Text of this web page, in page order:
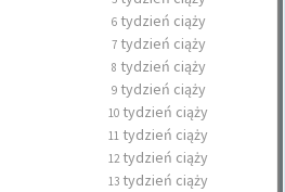
6tydzień ciąży
7tydzień ciąży
8 tydzień ciąży
9tydzień ciąży
10 tydzień ciąży
11 tydzień ciąży
12tydzień ciąży
13 tydzień ciąży